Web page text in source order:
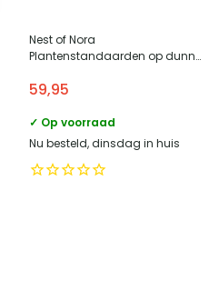
Nest of Nora
Plantenstandaarden op dunne
59,95
✓ Op voorraad
Nu besteld, dinsdag in huis